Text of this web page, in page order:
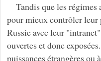
Tandis que les
pour mieux contrôler
Russie avec leur
ouvertes et donc
puissances étrangères ou